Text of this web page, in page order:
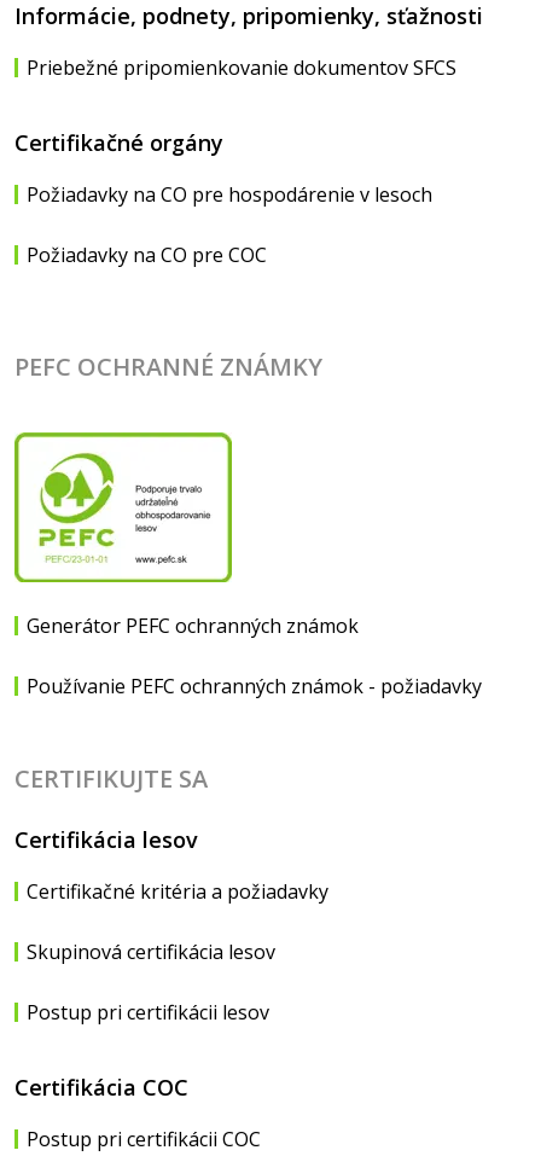
Informácie, podnety, pripomienky, sťažnosti
Priebežné pripomienkovanie dokumentov SFCS
Certifikačné orgány
Požiadavky na CO pre hospodárenie v lesoch
Požiadavky na CO pre COC
PEFC OCHRANNÉ ZNÁMKY
Generátor PEFC ochranných známok
Používanie PEFC ochranných známok - požiadavky
CERTIFIKUJTE SA
Certifikácia lesov
Certifikačné kritéria a požiadavky
Skupinová certifikácia lesov
Postup pri certifikácii lesov
Certifikácia COC
Postup pri certifikácii COC